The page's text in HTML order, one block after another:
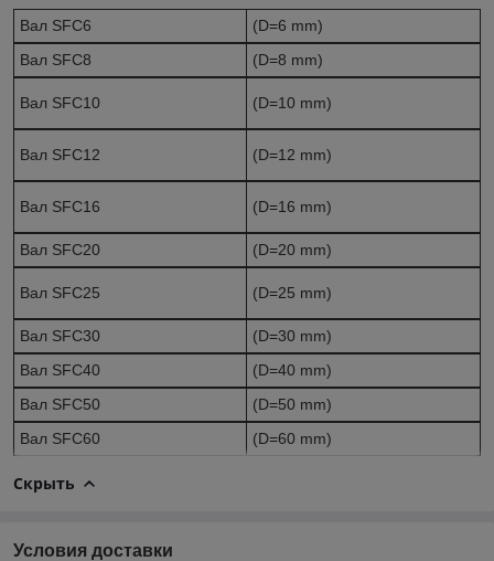
Вал SFC6
(D=6 mm)
Вал SFC8
(D=8 mm)
Вал SFC10 (D=10 mm)
Вал SFC12 (D=12 mm)
Вал SFC16 (D=16 mm)
Вал SFC20 (D=20 mm)
Вал SFC25 (D=25 mm)
Вал SFC30
(D=30 mm)
Вал SFC40
(D=40 mm)
Вал SFC50
(D=50 mm)
Вал SFC60
(D=60 mm)
Скрыть
Условия доставки